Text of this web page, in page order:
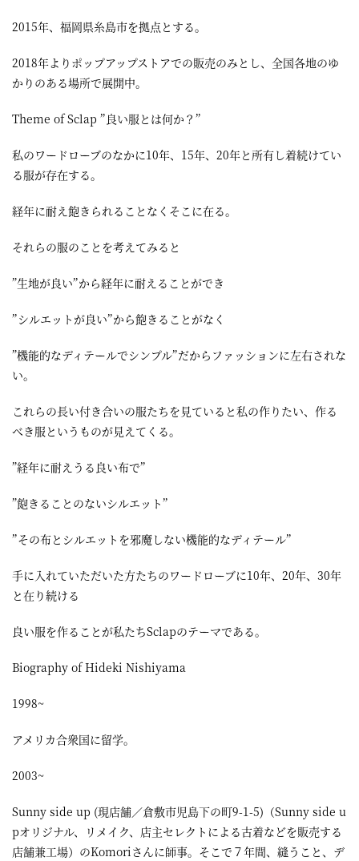
2015年、福岡県糸島市を拠点とする。
2018年よりポップアップストアでの販売のみとし、全国各地のゆ
かりのある場所で展開中。
Theme of Sclap ”良い服とは何か？”
私のワードローブのなかに10年、15年、20年と所有し着続けてい
る服が存在する。
経年に耐え飽きられることなくそこに在る。
それらの服のことを考えてみると
”生地が良い”から経年に耐えることができ
”シルエットが良い”から飽きることがなく
”機能的なディテールでシンプル”だからファッションに左右されな
い。
これらの長い付き合いの服たちを見ていると私の作りたい、作る
べき服というものが見えてくる。
”経年に耐えうる良い布で”
”飽きることのないシルエット”
”その布とシルエットを邪魔しない機能的なディテール”
手に入れていただいた方たちのワードローブに10年、20年、30年
と在り続ける
良い服を作ることが私たちSclapのテーマである。
Biography of Hideki Nishiyama
1998~
アメリカ合衆国に留学。
2003~
Sunny side up (現店舗／倉敷市児島下の町9-1-5)（Sunny side u
pオリジナル、リメイク、店主セレクトによる古着などを販売する
店舗兼工場）のKomoriさんに師事。そこで７年間、縫うこと、デ